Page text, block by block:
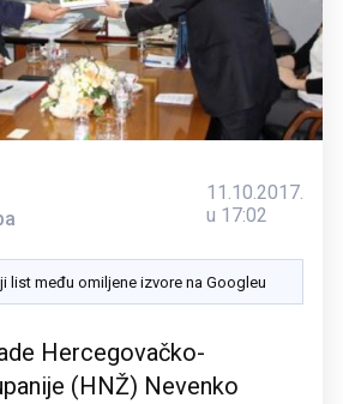
11.10.2017.
u 17:02
list među omiljene izvore na Googleu
Hercegovačko-
(HNŽ) Nevenko